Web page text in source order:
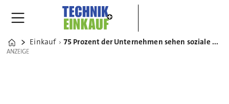
Home
Einkauf 75 Prozent der Unternehmen sehen soziale Unruhen als größtes Risiko in einer fragmentierten Welt
ANZEIGE
ANZEIGE